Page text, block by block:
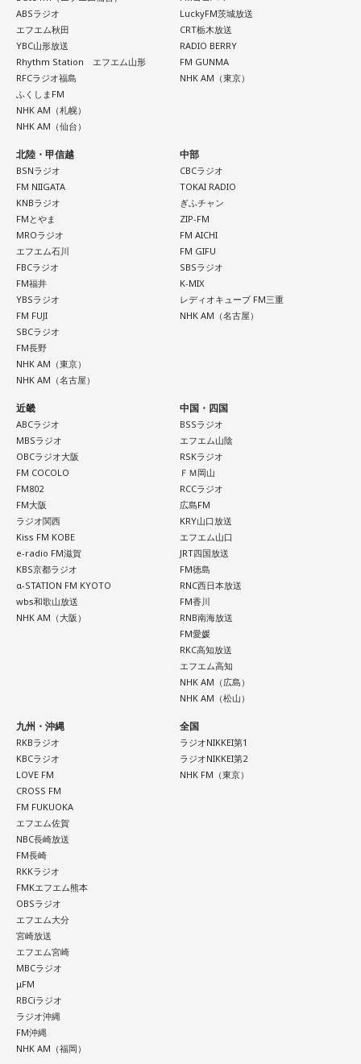
寅の日は、「千里行って千里帰る」という言い伝えから、旅
行や出張にも縁起が良い日とされています。
夏休み期間中ということもあり、旅行や帰省を予定している
人にとっては、暦を意識するきっかけになるかもしれませ
ん。
もちろん、安全な旅行のためには、天候や交通情報を確認
し、余裕を持ったスケジュールを立てることが何より大切で
す。
■2026年8月8日に向いているとされること
2026年8月8日は、寅の日と先勝が重なる日です。暦を意識す
る人の中には、次のような予定をこの日に合わせる人もいま
す。
・財布を新調する、または使い始める
・銀行口座を開設する
・旅行や帰省、出張へ出発する
・神社へ参拝する
・仕事や趣味の新たな目標を立てる
また、六曜の「先勝」は一般的に午前中が吉
め、大切な予定を入れる場合は午前中を選ぶという考え方も
あります。
なお、これらは古くから伝わる暦の考え方であり、運気の上
昇や成果を保証するものではありません。自分の予定やライ
フスタイルに合わせて、無理のない範囲で取り入れるとよい
でしょう。
■令和8年8月8日の「8」が並ぶ日に注目が集まる理由
2026年8月8日は、「令和8年8月8日」と「8」が並ぶ印象的
まれており、開店日や記念日、イベントの開催日として選ば
れることもあります。
ただし、「8」が並ぶこと自体が暦上の吉日を意味するわけで
はありません。
2026年8月8日は、こうした縁起の良いイメージに加え、「寅
の日」が重なることから、例年以上に注目を集める可能性が
ある1日といえるでしょう。
■「寅の日」をきっかけに、新しい一歩を踏み出してみよう
2026年8月8日は、寅の日と先勝が重なる開運日です。さら
に、「令和8年8月8日」と「8」が並ぶ覚えやすい日付である
ことから、縁起を意識する人にとっても印象深い一日となり
そうです。
一方で、暦は古くから受け継がれてきた考え方の一つであ
り、幸運や成功を約束するものではありません。
うのだけれど。
「ダーリン」でというのはやっぱりミュージックビデオがあ
あいう感じだったから、すごくみんな受け入れられるという
か良かったのかなと思うのだけれど。バラード曲で花火って
結構僕の中では「おー、そっかそうか」となって。演出チー
ムと話を進めていったんだよね！
若井：めちゃくちゃ素敵だったね！
大森：プレイリストも公開されていますので、ぜひ聴いてほ
しいね！
藤澤：楽しんでください！
若井：ありがとう！
（写真左から）Mrs. GREEN APPLE大森元貴、藤澤涼架、若
井滉斗
＜番組概要＞
番組名：SCHOOL OF LOCK!
放送日時：月曜～木曜 22:00～23:55／金曜 22:00～22:55
パーソナリティ：アンジー校長（アンジェリーナ1/3・
Gacharic Spin）、たんぼ教頭（溝上たんぼ）
番組Webサイト：
https://www.tfm.co.jp/lock/
番組公式X：
ABSラジオ
エフエム秋田
YBC山形放送
Rhythm Station エフエム山形
RFCラジオ福島
ふくしまFM
NHK AM（札幌）
NHK AM（仙台）
LuckyFM茨城放送
CRT栃木放送
RADIO BERRY
FM GUNMA
NHK AM（東京）
北陸・甲信越
BSNラジオ
FM NIIGATA
KNBラジオ
FMとやま
MROラジオ
エフエム石川
FBCラジオ
FM福井
YBSラジオ
FM FUJI
SBCラジオ
FM長野
NHK AM（東京）
NHK AM（名古屋）
中部
CBCラジオ
TOKAI RADIO
ぎふチャン
ZIP-FM
FM AICHI
FM GIFU
SBSラジオ
K-MIX
レディオキューブ FM三重
NHK AM（名古屋）
近畿
ABCラジオ
MBSラジオ
OBCラジオ大阪
FM COCOLO
FM802
FM大阪
ラジオ関西
Kiss FM KOBE
e-radio FM滋賀
KBS京都ラジオ
α-STATION FM KYOTO
wbs和歌山放送
NHK AM（大阪）
中国・四国
BSSラジオ
エフエム山陰
RSKラジオ
ＦＭ岡山
RCCラジオ
広島FM
KRY山口放送
エフエム山口
JRT四国放送
FM徳島
RNC西日本放送
FM香川
RNB南海放送
FM愛媛
RKC高知放送
エフエム高知
NHK AM（広島）
NHK AM（松山）
九州・沖縄
RKBラジオ
KBCラジオ
LOVE FM
CROSS FM
FM FUKUOKA
エフエム佐賀
NBC長崎放送
FM長崎
RKKラジオ
FMKエフエム熊本
OBSラジオ
エフエム大分
宮崎放送
エフエム宮崎
MBCラジオ
μFM
RBCiラジオ
ラジオ沖縄
FM沖縄
NHK AM（福岡）
全国
ラジオNIKKEI第1
ラジオNIKKEI第2
NHK FM（東京）